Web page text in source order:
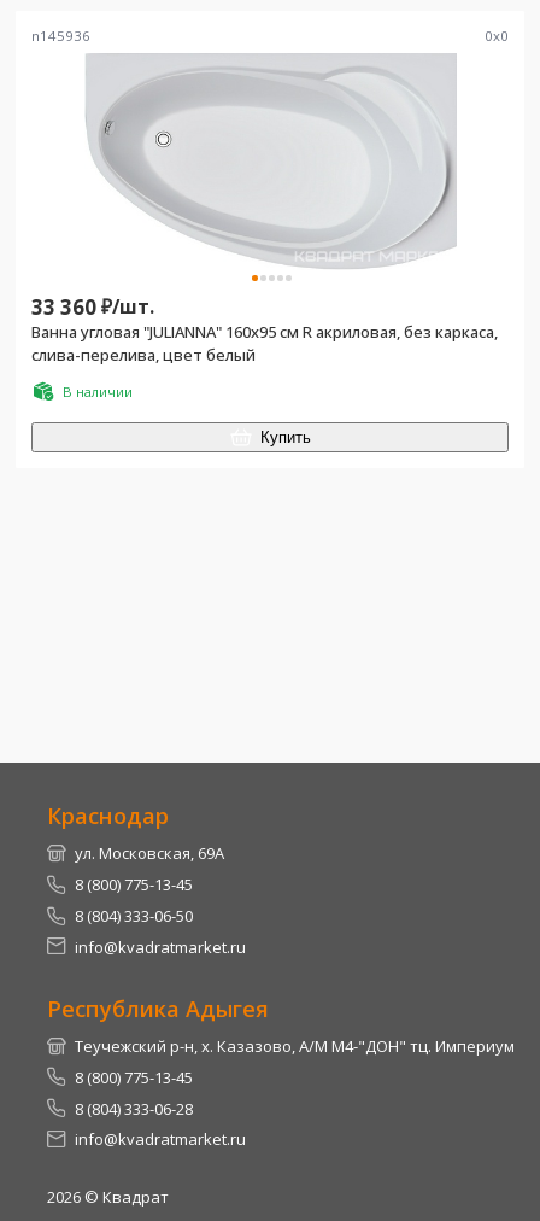
n145936 0x0
33 360₽/шт.
Ванна угловая "JULIANNA" 160х95 см R акриловая, без каркаса,
слива-перелива, цвет белый
В наличии
Купить
Краснодар
ул. Московская, 69А
8 (800) 775-13-45
8 (804) 333-06-50
info@kvadratmarket.ru
Республика Адыгея
Теучежский р-н, х. Казазово, А/М М4-"ДОН" тц. Империум
8 (800) 775-13-45
8 (804) 333-06-28
info@kvadratmarket.ru
2026 © Квадрат